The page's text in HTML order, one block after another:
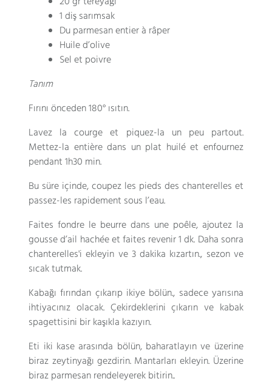
1 diş sarımsak
Du parmesan entier à râper
Huile d’olive
Sel et poivre
Tanım
Fırını önceden 180° ısıtın.
Lavez la courge et piquez-la un peu partout.
Mettez-la entière dans un plat huilé et enfournez
pendant 1h30 min.
Bu süre içinde,coupez les pieds des chanterelles et
passez-les rapidement sous l’eau.
Faites fondre le beurre dans une poêle, ajoutez la
gousse d’ail hachée et faites revenir1 dk. Daha sonra
chanterelles'i ekleyin ve 3 dakika kızartın., sezon ve
sıcak tutmak.
Kabağı fırından çıkarıp ikiye bölün., sadece yarısına
ihtiyacınız olacak. Çekirdeklerini çıkarın ve kabak
spagettisini bir kaşıkla kazıyın.
Eti iki kase arasında bölün, baharatlayın ve üzerine
biraz zeytinyağı gezdirin. Mantarları ekleyin. Üzerine
biraz parmesan rendeleyerek bitirin..